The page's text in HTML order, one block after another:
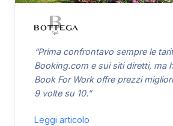
“Prima confrontavo sempre le
Booking.com e sui siti diretti, ma
Book For Work offre prezzi
9 volte su 10.”
Leggi articolo